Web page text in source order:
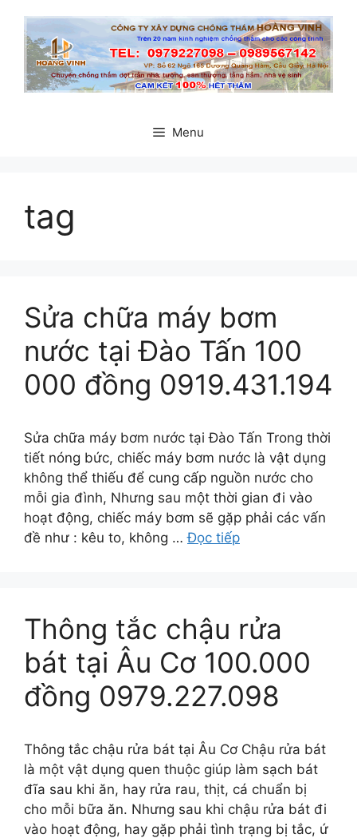
dung
Menu
tag
Sửa chữa máy bơm
nước tại Đào Tấn 100
000 đồng 0919.431.194
Sửa chữa máy bơm nước tại Đào Tấn Trong thời
tiết nóng bức, chiếc máy bơm nước là vật dụng
không thể thiếu để cung cấp nguồn nước cho
mỗi gia đình, Nhưng sau một thời gian đi vào
hoạt động, chiếc máy bơm sẽ gặp phải các vấn
đề như : kêu to, không …Đọc tiếp
Thông tắc chậu rửa
bát tại Âu Cơ 100.000
đồng 0979.227.098
Thông tắc chậu rửa bát tại Âu Cơ Chậu rửa bát
là một vật dụng quen thuộc giúp làm sạch bát
đĩa sau khi ăn, hay rửa rau, thịt, cá chuẩn bị
cho mỗi bữa ăn. Nhưng sau khi chậu rửa bát đi
vào hoạt động, hay gặp phải tình trạng bị tắc, ứ